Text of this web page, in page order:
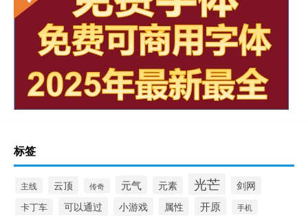
标签
主线 云顶 传奇 元气 元素 光芒 剑网
卡丁车 可以通过 小游戏 属性 开原 手机